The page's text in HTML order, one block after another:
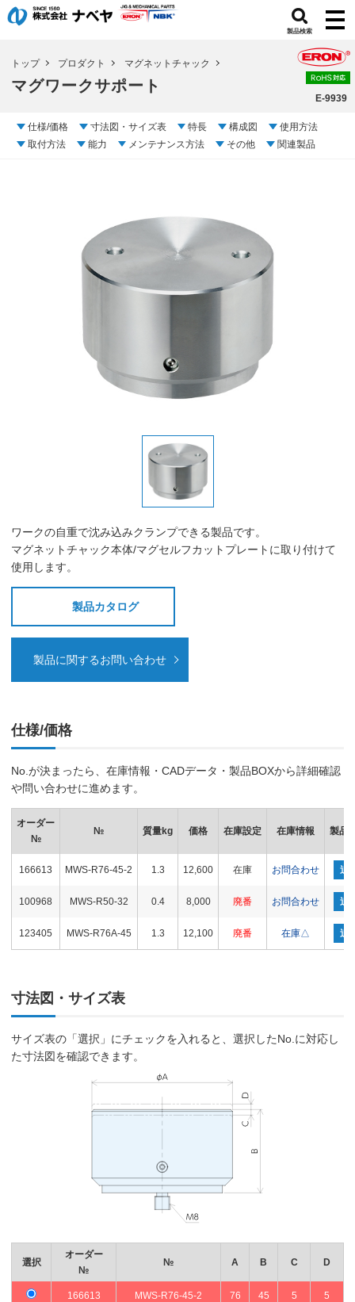
製品検索
トップ プロダクト マグネットチャック
マグワークサポート
E-9939
仕様/価格 寸法図・サイズ表 特長 構成図
使用方法
取付方法
能力 メンテナンス方法 その他 関連製品
ワークの自重で沈み込みクランプできる製品です。
マグネットチャック本体/マグセルフカットプレートに取り付けて
使用します。
製品カタログ
製品に関するお問い合わせ
仕様/価格
No.が決まったら、在庫情報・CADデータ・製品BOXから詳細確認
や問い合わせに進めます。
オーダー
№
№ 質量kg 価格 在庫設定 在庫情報 製品
166613 MWS-R76-45-2 1.3 12,600 在庫 お問合わせ 追
100968 MWS-R50-32 0.4 8,000 廃番 お問合わせ 追
123405 MWS-R76A-45 1.3 12,100 廃番 在庫△ 追
寸法図・サイズ表
サイズ表の「選択」にチェックを入れると、選択したNo.に対応し
た寸法図を確認できます。
選択
オーダー
№
№ A B C D
166613 MWS-R76-45-2 76 45 5 5